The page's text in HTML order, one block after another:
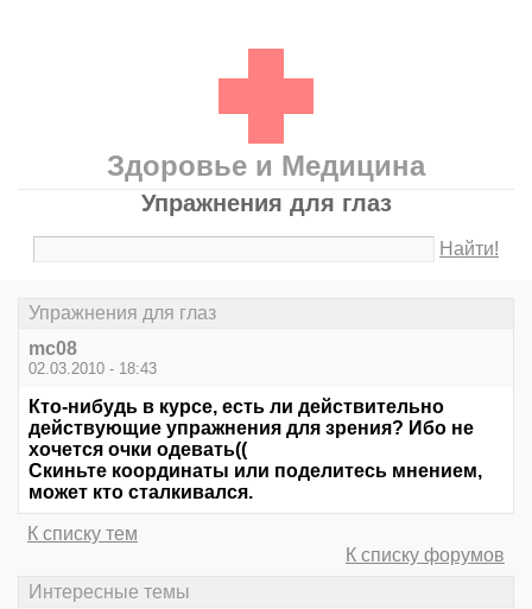
Здоровье и Медицина
Упражнения для глаз
Найти!
Упражнения для глаз
mc08
02.03.2010 - 18:43
Кто-нибудь в курсе, есть ли действительно
действующие упражнения для зрения? Ибо не
хочется очки одевать((
Скиньте координаты или поделитесь мнением,
может кто сталкивался.
К списку тем
К списку форумов
Интересные темы